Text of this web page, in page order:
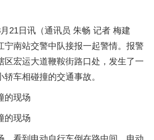
21日讯（通讯员 朱畅 记者 梅建
宁南站交警中队接报一起警情。报警
区宏运大道鞭鞍街路口处，发生了一
车相碰撞的交通事故。
的现场
的现场